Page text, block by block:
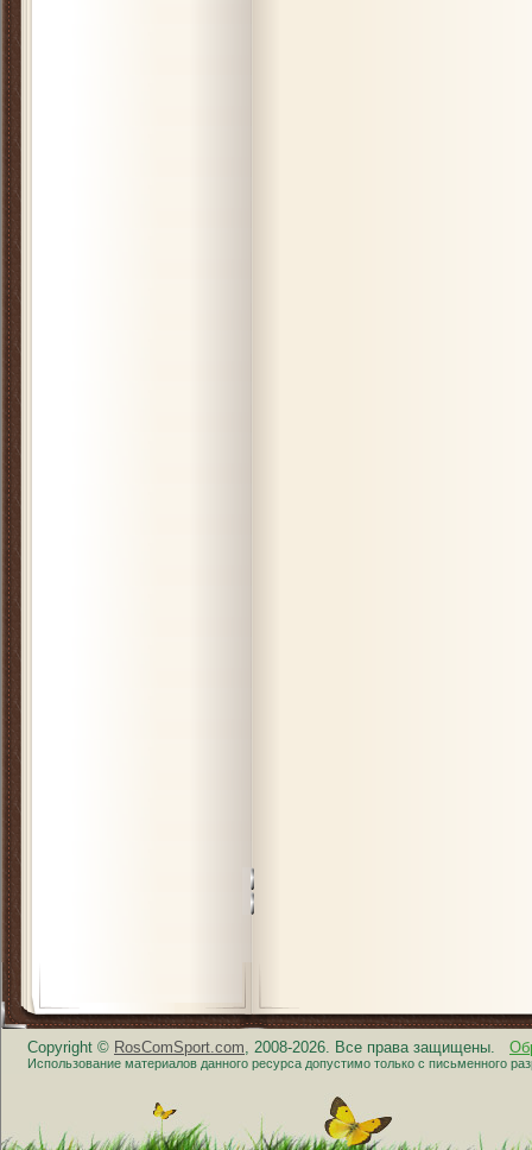
Copyright © RosComSport.com, 2008-2026. Все права защищены.
Использование материалов данного ресурса допустимо только с письменного